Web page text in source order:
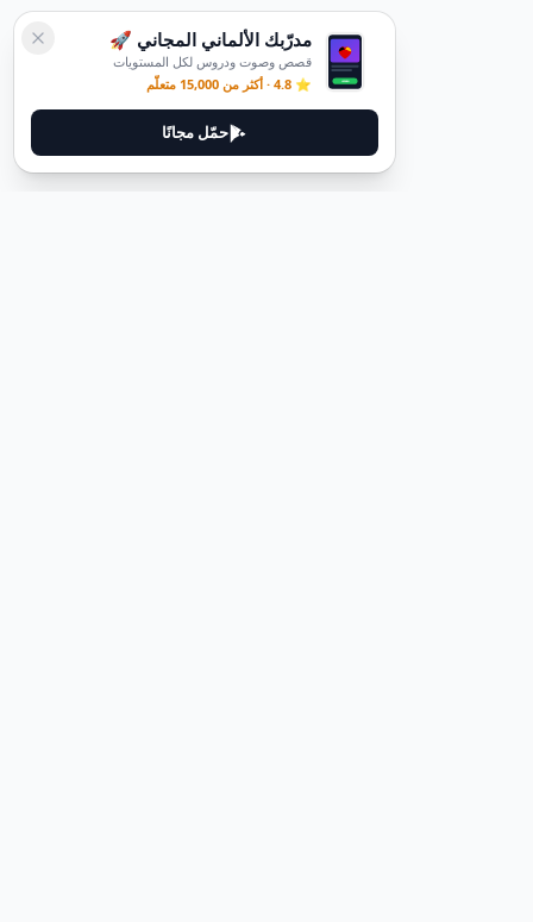
مدرّبك الألماني المجاني 🚀
قصص وصوت ودروس لكل المستويات
⭐ 4.8 · أكثر من 15,000 متعلّم
حمّل مجانًا